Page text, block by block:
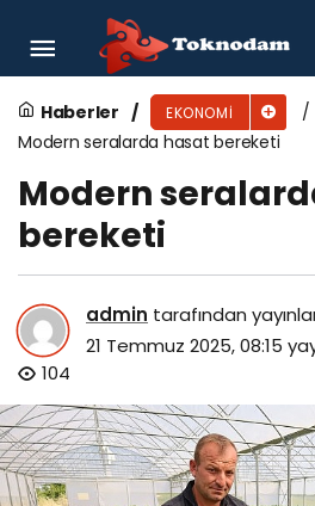
Haberler EKONOMI
Modern seralarda hasat bereketi
Modern
bereketi
admin tarafından
21 Temmuz 2025, 08:15
104
QNB Türkiye’ye
Birden